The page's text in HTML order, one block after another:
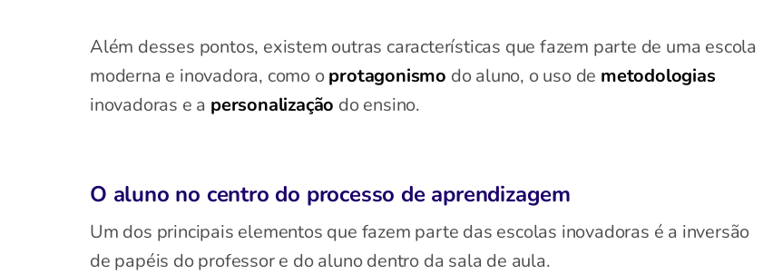
Além desses pontos, existem outras características que fazem parte de uma escola
moderna e inovadora, como oprotagonismo do aluno, o uso de metodologias
inovadoras e a personalização do ensino.
O aluno no centro do processo de aprendizagem
Um dos principais elementos que fazem parte das escolas inovadoras é a inversão
de papéis do professor e do aluno dentro da sala de aula.